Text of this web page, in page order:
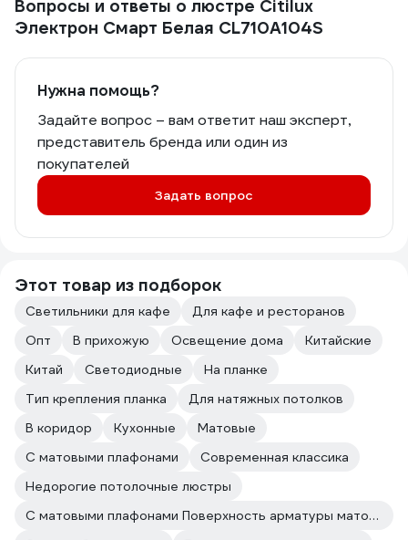
Вопросы и ответы о люстре Citilux
Электрон Смарт Белая CL710A104S
Нужна помощь?
Задайте вопрос – вам ответит наш эксперт,
представитель бренда или один из
покупателей
Задать вопрос
Этот товар из подборок
Светильники для кафе
Для кафе и ресторанов
Опт
В прихожую Освещение дома
Китайские
Китай
Светодиодные
На планке
Тип крепления планка
Для натяжных потолков
В коридор
Кухонные
Матовые
С матовыми плафонами
Современная классика
Недорогие потолочные люстры
С матовыми плафонами Поверхность арматуры матовая